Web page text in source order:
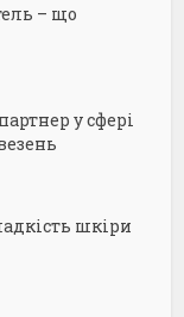
– що
у сфері
шкіри